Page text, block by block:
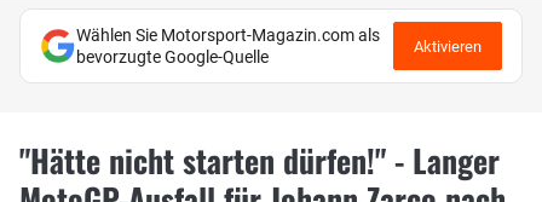
Wählen Sie Motorsport-Magazin.com als
bevorzugte Google-Quelle
Aktivieren
"Hätte nicht starten dürfen!" - Langer